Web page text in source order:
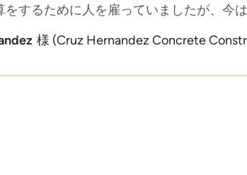
するために人を雇っていましたが、今
様 (Cruz Hernandez Concrete